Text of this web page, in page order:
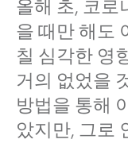
올해 초, 코로
을 때만 해도
칠 심각한 영
거의 없었을
방법을 통해
았지만, 그로